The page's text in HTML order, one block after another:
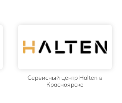
Сервисный центр Halten в
Красноярске